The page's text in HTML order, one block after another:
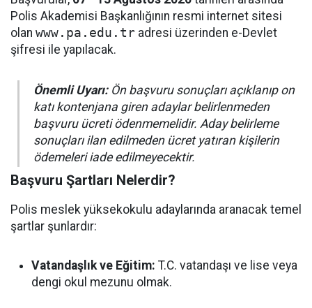
Polis Akademisi Başkanlığının resmi internet sitesi
olan www.pa.edu.tr adresi üzerinden e-Devlet
şifresi ile yapılacak.
Önemli Uyarı:Ön başvuru sonuçları açıklanıp on
katı kontenjana giren adaylar belirlenmeden
başvuru ücreti ödenmemelidir. Aday belirleme
sonuçları ilan edilmeden ücret yatıran kişilerin
ödemeleri iade edilmeyecektir.
Başvuru Şartları Nelerdir?
Polis meslek yüksekokulu adaylarında aranacak temel
şartlar şunlardır:
Vatandaşlık ve Eğitim: T.C. vatandaşı ve lise veya
dengi okul mezunu olmak.